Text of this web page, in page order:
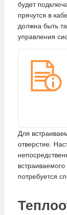
будет
прячутся в
должна быть
управления
Для
отверстие.
потребуется